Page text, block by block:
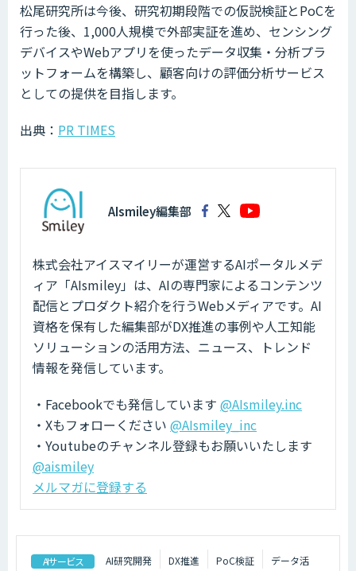
松尾研究所は今後、研究初期段階での仮説検証とPoCを
行った後、1,000人規模で外部実証を進め、センシング
デバイスやWebアプリを使ったデータ収集・分析プラ
ットフォームを構築し、顧客向けの評価分析サービス
としての提供を目指します。
出典： PR TIMES
AIsmiley編集部
株式会社アイスマイリーが運営するAIポータルメデ
ィア「AIsmiley」は、AIの専門家によるコンテンツ
配信とプロダクト紹介を行うWebメディアです。AI
資格を保有した編集部がDX推進の事例や人工知能
ソリューションの活用方法、ニュース、トレンド
情報を発信しています。
・Facebookでも発信しています @AIsmiley.inc
・Xもフォローください @AIsmiley_inc
・Youtubeのチャンネル登録もお願いいたします
@aismiley
メルマガに登録する
AIサービス AI研究開発 DX推進 PoC検証 データ活